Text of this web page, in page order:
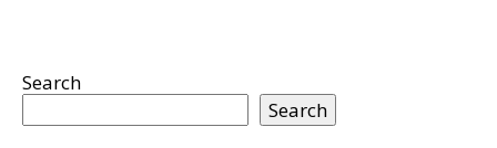
Search
Search